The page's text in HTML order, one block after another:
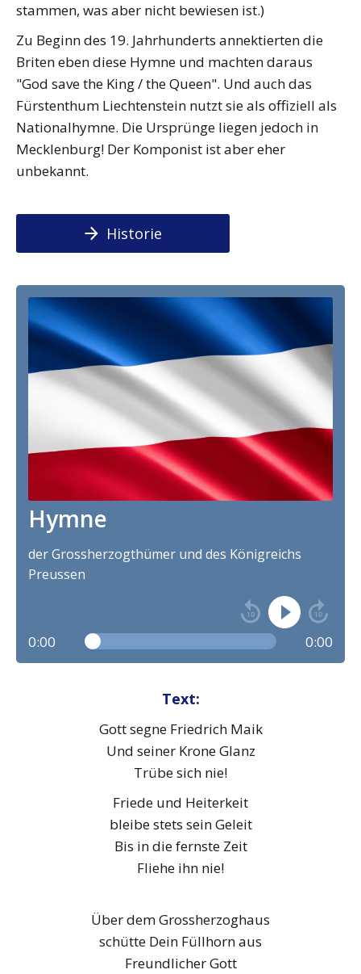
stammen, was aber nicht bewiesen ist.)
Zu Beginn des 19. Jahrhunderts annektierten die
Briten eben diese Hymne und machten daraus
"God save the King / the Queen". Und auch das
Fürstenthum Liechtenstein nutzt sie als offiziell als
Nationalhymne. Die Ursprünge liegen jedoch in
Mecklenburg! Der Komponist ist aber eher
unbekannt.
Historie
Hymne
der Grossherzogthümer und des Königreichs
Preussen
0:00 0:00
Text:
Gott segne Friedrich Maik
Und seiner Krone Glanz
Trübe sich nie!
Friede und Heiterkeit
bleibe stets sein Geleit
Bis in die fernste Zeit
Fliehe ihn nie!
Über dem Grossherzoghaus
schütte Dein Füllhorn aus
Freundlicher Gott